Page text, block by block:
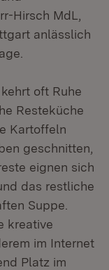
Hirsch MdL,
anlässlich
oft Ruhe
Resteküche
Kartoffeln
geschnitten,
eignen sich
das restliche
Suppe.
kreative
im Internet
Platz im